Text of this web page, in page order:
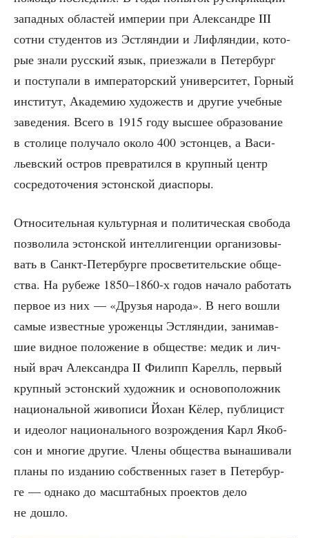
запад­ных обла­стей импе­рии при Алек­сан­дре III
сот­ни сту­ден­тов из Эст­лян­дии и Лиф­лян­дии, кото­
рые зна­ли рус­ский язык, при­ез­жа­ли в Петер­бург
и посту­па­ли в импе­ра­тор­ский уни­вер­си­тет, Гор­ный
инсти­тут, Ака­де­мию худо­жеств и дру­гие учеб­ные
заве­де­ния. Все­го в 1915 году выс­шее обра­зо­ва­ние
в сто­ли­це полу­ча­ло око­ло 400 эстон­цев, а Васи­
льев­ский ост­ров пре­вра­тил­ся в круп­ный центр
сосре­до­то­че­ния эстон­ской диаспоры.
Отно­си­тель­ная куль­тур­ная и поли­ти­че­ская сво­бо­да
поз­во­ли­ла эстон­ской интел­ли­ген­ции орга­ни­зо­вы­
вать в Санкт-Петер­бур­ге про­све­ти­тель­ские обще­
ства. На рубе­же 1850–1860‑х годов нача­ло рабо­тать
пер­вое из них — «Дру­зья наро­да». В него вошли
самые извест­ные уро­жен­цы Эст­лян­дии, зани­мав­
шие вид­ное поло­же­ние в обще­стве: медик и лич­
ный врач Алек­сандра II Филипп Карелль, пер­вый
круп­ный эстон­ский худож­ник и осно­во­по­лож­ник
наци­о­наль­ной живо­пи­си Йохан Кёлер, пуб­ли­цист
и идео­лог наци­о­наль­но­го воз­рож­де­ния Карл Якоб­
сон и мно­гие дру­гие. Чле­ны обще­ства вына­ши­ва­ли
пла­ны по изда­нию соб­ствен­ных газет в Петер­бур­
ге — одна­ко до мас­штаб­ных про­ек­тов дело
не дошло.